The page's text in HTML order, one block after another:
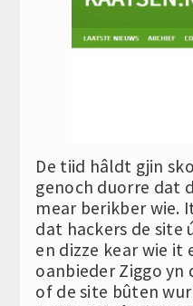
De tiid hâldt gjin
genoch duorre dat
mear berikber wie.
dat hackers de site
en dizze kear wie it
oanbieder Ziggo
of de site bûten